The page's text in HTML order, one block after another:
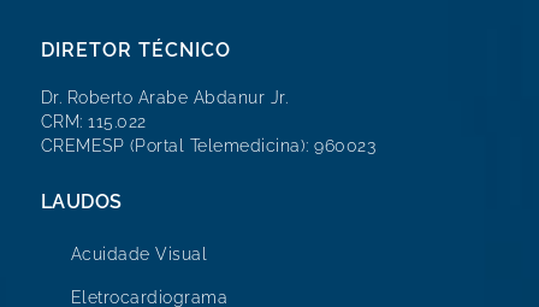
DIRETOR TÉCNICO
Dr. Roberto Arabe Abdanur Jr.
CRM: 115.022
CREMESP (Portal Telemedicina): 960023
LAUDOS
Acuidade Visual
Eletrocardiograma